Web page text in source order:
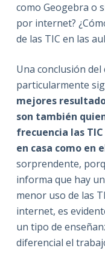
como Geogebra o
por internet?
de las TIC en las
Una conclusión
particularmente
mejores
son también
frecuencia las
en casa como en
sorprendente,
informa que hay
menor uso de las
internet, es
un tipo de
diferencial el